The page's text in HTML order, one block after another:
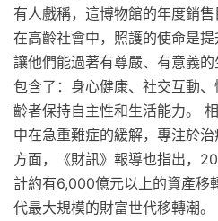
有人戲稱，這博物館的年度銷售
在高齡社會中，照護的使命是提
讓他們能過著有尊嚴、有意義
包含了：身心健康、社交互動
齡者保持自主性和生活能力。
中在急重難症的緩解，專注於
方面，《財訊》報導也指出，
計約有6,000億元以上的資產移
代最大規模的財富世代移轉潮。